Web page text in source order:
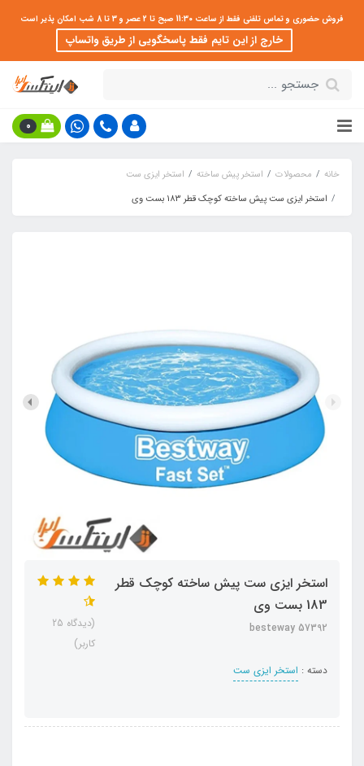
فروش حضوری و تماس تلفنی فقط از ساعت 11:30 صبح تا 2 عصر و 3 تا 8 شب امکان پذیر است
خارج از این تایم فقط پاسخگویی از طریق واتساپ
0
خانه محصولات استخر پیش ساخته
استخر ایزی ست
استخر ایزی ست پیش ساخته کوچک قطر 183 بست وی
استخر ایزی ست پیش ساخته کوچک قطر
183 بست وی
besteway 57392
دسته : استخر ایزی ست
(دیدگاه 25
کاربر)